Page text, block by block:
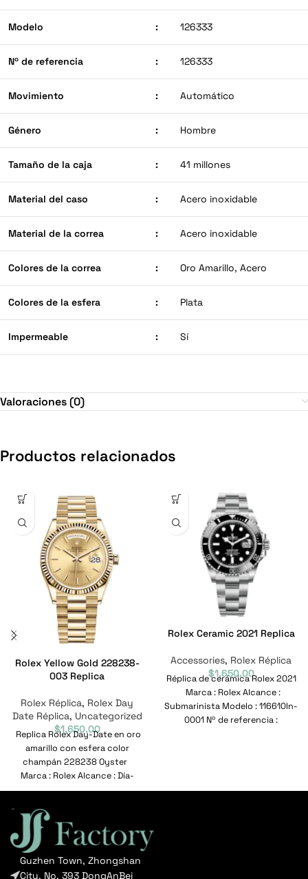
Modelo : 126333
Nº de referencia : 126333
Movimiento : Automático
Género : Hombre
Tamaño de la caja : 41 millones
Material del caso : Acero inoxidable
Material de la correa : Acero inoxidable
Colores de la correa : Oro Amarillo, Acero
Colores de la esfera : Plata
Impermeable : Sí
Valoraciones (0)
Productos relacionados
Rolex Yellow Gold 228238-
003 Replica
Rolex Réplica, Rolex Day
Date Réplica, Uncategorized
$1,650.00
Replica Rolex Day-Date en oro
amarillo con esfera color
champán 228238 Oyster
Marca : Rolex Alcance : Día-
Fecha Modelo
Rolex Ceramic 2021 Replica
Accessories, Rolex Réplica
$1,650.00
Réplica de cerámica Rolex 2021
Marca : Rolex Alcance :
Submarinista Modelo : 116610ln-
0001 Nº de referencia :
Guzhen Town, Zhongshan
City, No. 393 DongAnBei